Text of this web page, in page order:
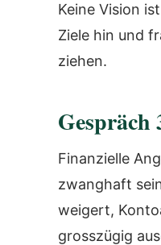
Keine Vision
Ziele hin und
ziehen.
Gespräch
Finanzielle
zwanghaft
weigert,
grosszügig